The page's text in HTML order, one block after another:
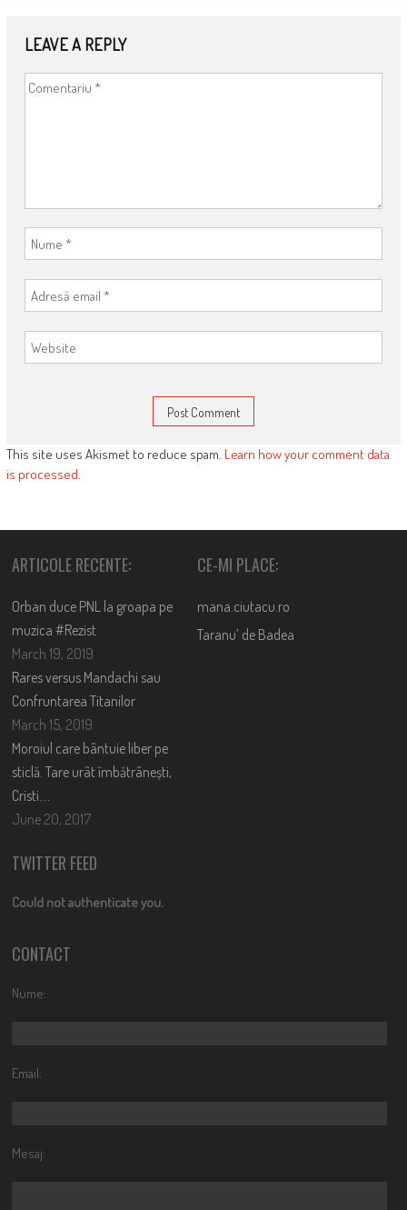
LEAVE A REPLY
This site uses Akismet to reduce spam. Learn how your comment data
is processed.
ARTICOLE RECENTE:
Orban duce PNL la groapa pe
muzica #Rezist
March 19, 2019
Rares versus Mandachi sau
Confruntarea Titanilor
March 15, 2019
Moroiul care bântuie liber pe
sticlă. Tare urât îmbătrânești,
Cristi….
June 20, 2017
CE-MI PLACE:
mana.ciutacu.ro
Taranu’ de Badea
TWITTER FEED
Could not authenticate you.
CONTACT
Nume:
Email:
Mesaj: